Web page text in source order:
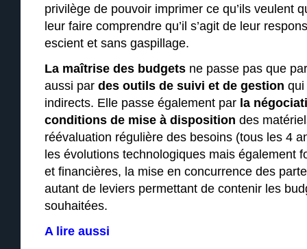
privilège de pouvoir imprimer ce qu’ils veulent
leur faire comprendre qu’il s’agit de leur
escient et sans gaspillage.
La maîtrise des budgets ne passe pas que
aussi par des outils de suivi et de gestion qui
indirects. Elle passe également par la
conditions de mise à disposition des
réévaluation régulière des besoins (tous les 4
les évolutions technologiques mais également
et financières, la mise en concurrence des
autant de leviers permettant de contenir les
souhaitées.
A lire aussi